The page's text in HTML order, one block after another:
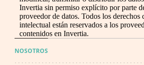
Invertia sin permiso explícito por parte
proveedor de datos. Todos los derechos
intelectual están reservados a los
contenidos en Invertia.
NOSOTROS